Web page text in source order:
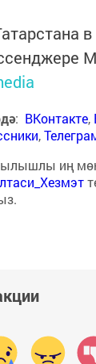
в
: ВКонтакте,
,
иң